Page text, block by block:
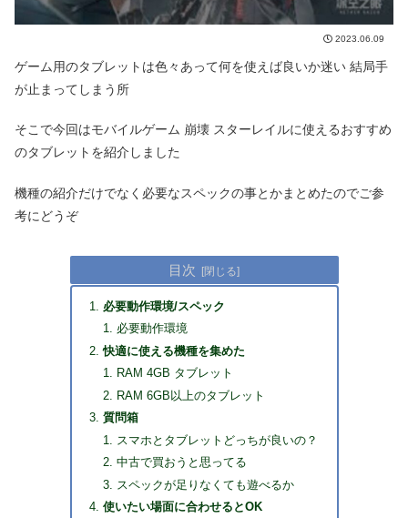
2023.06.09
ゲーム用のタブレットは色々あって何を使えば良いか迷い 結局手
が止まってしまう所
そこで今回はモバイルゲーム 崩壊 スターレイルに使えるおすすめ
のタブレットを紹介しました
機種の紹介だけでなく必要なスペックの事とかまとめたのでご参
考にどうぞ
目次
必要動作環境/スペック
必要動作環境
快適に使える機種を集めた
RAM 4GB タブレット
RAM 6GB以上のタブレット
質問箱
スマホとタブレットどっちが良いの？
中古で買おうと思ってる
スペックが足りなくても遊べるか
使いたい場面に合わせるとOK